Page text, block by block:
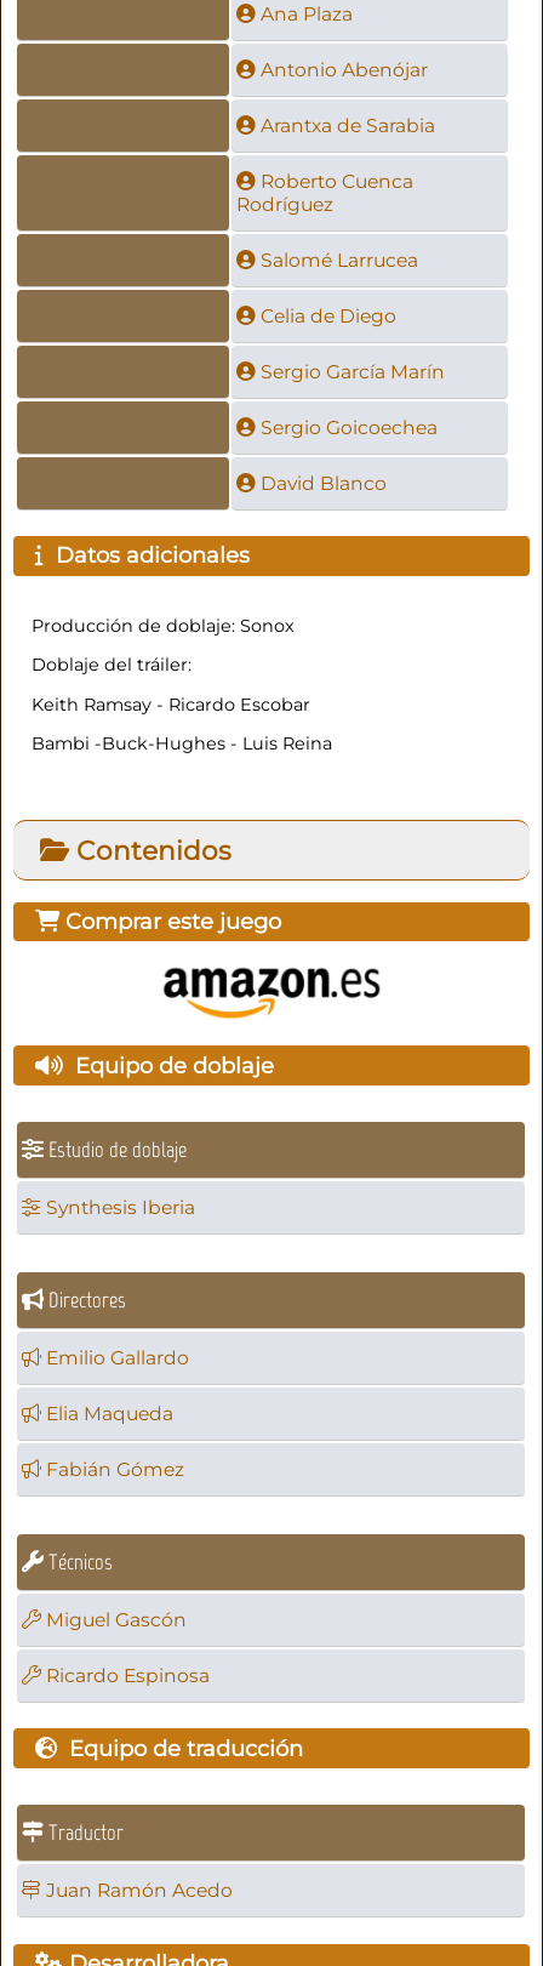
Ana Plaza
Antonio Abenójar
Arantxa de Sarabia
Roberto Cuenca
Rodríguez
Salomé Larrucea
Celia de Diego
Sergio García Marín
Sergio Goicoechea
David Blanco
Datos adicionales
Producción de doblaje: Sonox
Doblaje del tráiler:
Keith Ramsay - Ricardo Escobar
Bambi -Buck-Hughes - Luis Reina
Contenidos
Comprar este juego
Equipo de doblaje
Estudio de doblaje
Synthesis Iberia
Directores
Emilio Gallardo
Elia Maqueda
Fabián Gómez
Técnicos
Miguel Gascón
Ricardo Espinosa
Equipo de traducción
Traductor
Juan Ramón Acedo